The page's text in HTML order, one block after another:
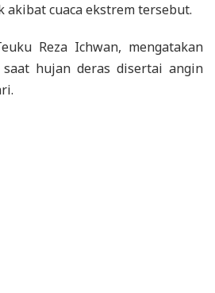
cuaca ekstrem tersebut.
Reza Ichwan, mengatakan
hujan deras disertai angin